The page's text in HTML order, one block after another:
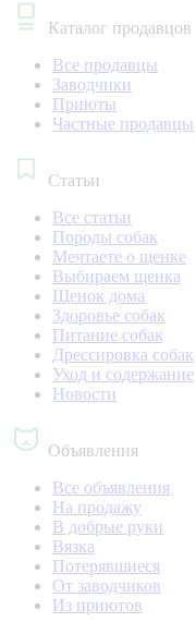
Каталог продавцов
Все продавцы
Заводчики
Приюты
Частные продавцы
Статьи
Все статьи
Породы собак
Мечтаете о щенке
Выбираем щенка
Щенок дома
Здоровье собак
Питание собак
Дрессировка собак
Уход и содержание
Новости
Объявления
Все объявления
На продажу
В добрые руки
Вязка
Потерявшиеся
От заводчиков
Из приютов